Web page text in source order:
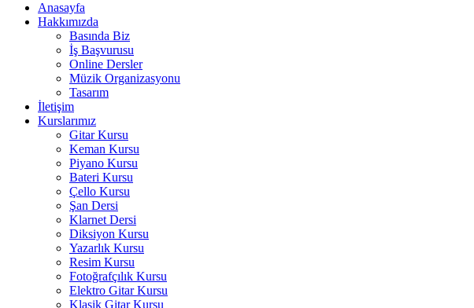
Anasayfa
Hakkımızda
Basında Biz
İş Başvurusu
Online Dersler
Müzik Organizasyonu
Tasarım
İletişim
Kurslarımız
Gitar Kursu
Keman Kursu
Piyano Kursu
Bateri Kursu
Çello Kursu
Şan Dersi
Klarnet Dersi
Diksiyon Kursu
Yazarlık Kursu
Resim Kursu
Fotoğrafçılık Kursu
Elektro Gitar Kursu
Klasik Gitar Kursu